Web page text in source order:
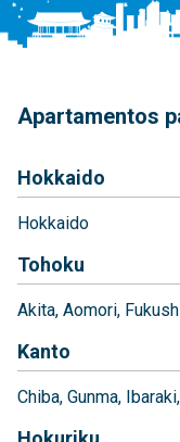
Apartamentos
Hokkaido
Hokkaido
Tohoku
Akita Aomori
Kanto
Chiba Gunma Ibaraki